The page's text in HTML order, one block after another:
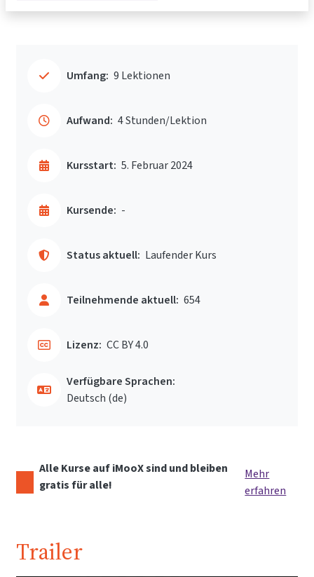
Umfang: 9 Lektionen
Aufwand: 4 Stunden/Lektion
Kursstart: 5. Februar 2024
Kursende: -
Status aktuell: Laufender Kurs
Teilnehmende aktuell: 654
Lizenz: CC BY 4.0
Verfügbare Sprachen:
Deutsch ‎(de)‎
Alle Kurse auf iMooX sind und bleiben
gratis für alle!
Mehr
erfahren
Trailer